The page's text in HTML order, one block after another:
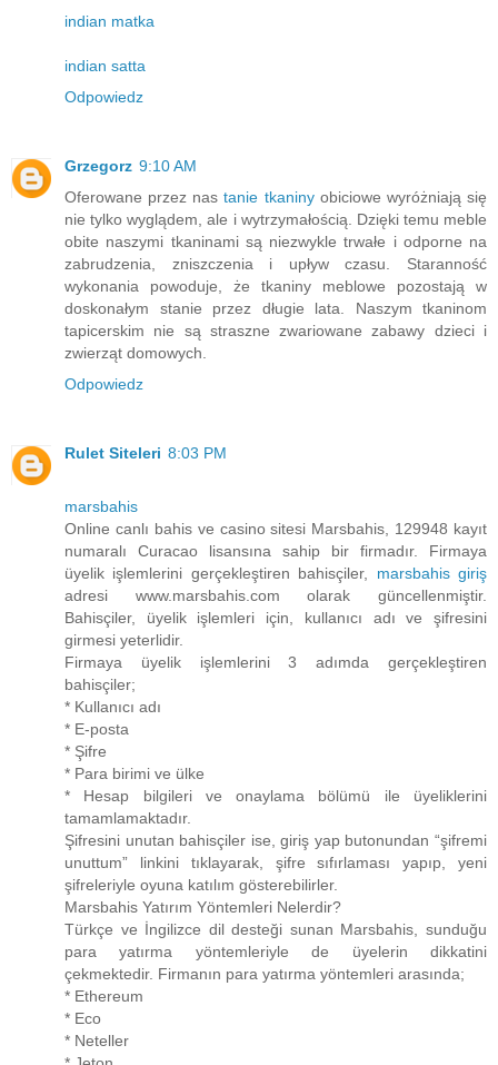
indian matka
indian satta
Odpowiedz
Grzegorz 9:10 AM
Oferowane przez nastanie tkaninyobiciowe wyróżniają się
nie tylko wyglądem, ale i wytrzymałością. Dzięki temu meble
obite naszymi tkaninami są niezwykle trwałe i odporne na
zabrudzenia, zniszczenia i upływ czasu. Staranność
wykonania powoduje, że tkaniny meblowe pozostają w
doskonałym stanie przez długie lata. Naszym tkaninom
tapicerskim nie są straszne zwariowane zabawy dzieci i
zwierząt domowych.
Odpowiedz
Rulet Siteleri 8:03 PM
marsbahis
Online canlı bahis ve casino sitesi Marsbahis, 129948 kayıt
numaralı Curacao lisansına sahip bir firmadır. Firmaya
üyelik işlemlerini gerçekleştiren bahisçiler, marsbahis giriş
adresi www.marsbahis.com olarak güncellenmiştir.
Bahisçiler, üyelik işlemleri için, kullanıcı adı ve şifresini
girmesi yeterlidir.
Firmaya üyelik işlemlerini 3 adımda gerçekleştiren
bahisçiler;
* Kullanıcı adı
* E-posta
* Şifre
* Para birimi ve ülke
* Hesap bilgileri ve onaylama bölümü ile üyeliklerini
tamamlamaktadır.
Şifresini unutan bahisçiler ise, giriş yap butonundan “şifremi
unuttum” linkini tıklayarak, şifre sıfırlaması yapıp, yeni
şifreleriyle oyuna katılım gösterebilirler.
Marsbahis Yatırım Yöntemleri Nelerdir?
Türkçe ve İngilizce dil desteği sunan Marsbahis, sunduğu
para yatırma yöntemleriyle de üyelerin dikkatini
çekmektedir. Firmanın para yatırma yöntemleri arasında;
* Ethereum
* Eco
* Neteller